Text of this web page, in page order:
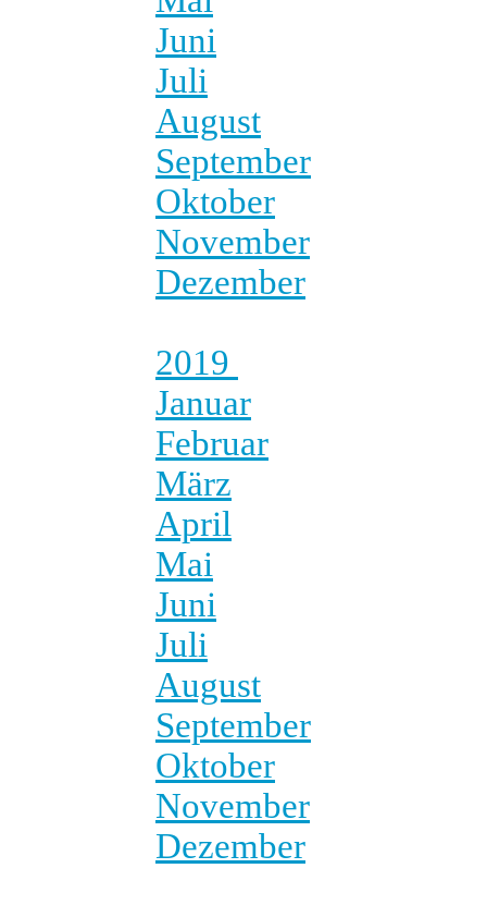
Juni
Juli
August
September
Oktober
November
Dezember
2019
Januar
Februar
März
April
Mai
Juni
Juli
August
September
Oktober
November
Dezember